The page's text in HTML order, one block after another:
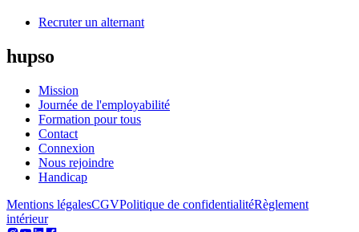
Recruter un alternant
hupso
Mission
Journée de l'employabilité
Formation pour tous
Contact
Connexion
Nous rejoindre
Handicap
Mentions légalesCGVPolitique de confidentialitéRèglement
intérieur